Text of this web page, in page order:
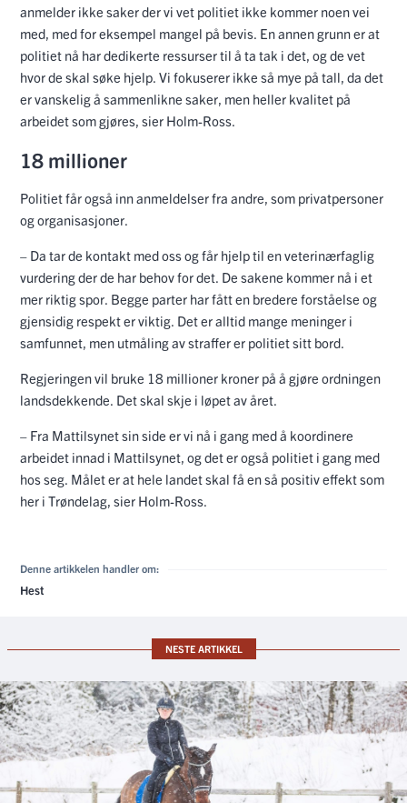
anmelder ikke saker der vi vet politiet ikke kommer noen vei
med, med for eksempel mangel på bevis. En annen grunn er at
politiet nå har dedikerte ressurser til å ta tak i det, og de vet
hvor de skal søke hjelp. Vi fokuserer ikke så mye på tall, da det
er vanskelig å sammenlikne saker, men heller kvalitet på
arbeidet som gjøres, sier Holm-Ross.
18 millioner
Politiet får også inn anmeldelser fra andre, som privatpersoner
og organisasjoner.
– Da tar de kontakt med oss og får hjelp til en veterinærfaglig
vurdering der de har behov for det. De sakene kommer nå i et
mer riktig spor. Begge parter har fått en bredere forståelse og
gjensidig respekt er viktig. Det er alltid mange meninger i
samfunnet, men utmåling av straffer er politiet sitt bord.
Regjeringen vil bruke 18 millioner kroner på å gjøre ordningen
landsdekkende. Det skal skje i løpet av året.
– Fra Mattilsynet sin side er vi nå i gang med å koordinere
arbeidet innad i Mattilsynet, og det er også politiet i gang med
hos seg. Målet er at hele landet skal få en så positiv effekt som
her i Trøndelag, sier Holm-Ross.
Denne artikkelen handler om:
Hest
NESTE ARTIKKEL